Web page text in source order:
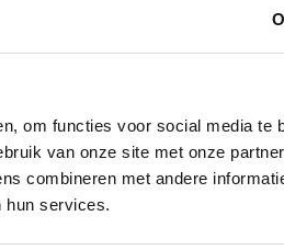
om functies voor social media te
van onze site met onze
combineren met andere
hun services.
de 5